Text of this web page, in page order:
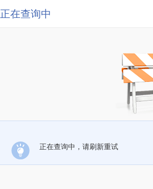
正在查询中
正在查询中，请刷新重试